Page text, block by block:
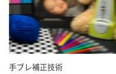
手ブレ補正技術